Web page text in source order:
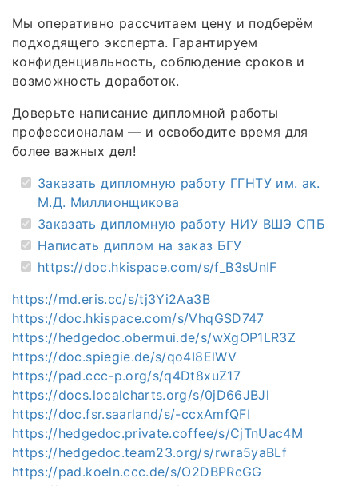
Мы оперативно рассчитаем цену и подберём
подходящего эксперта. Гарантируем
конфиденциальность, соблюдение сроков и
возможность доработок.
Доверьте написание дипломной работы
профессионалам — и освободите время для
более важных дел!
Заказать дипломную работу ГГНТУ им. ак.
М.Д. Миллионщикова
Заказать дипломную работу НИУ ВШЭ СПБ
Написать диплом на заказ БГУ
https://doc.hkispace.com/s/f_B3sUnIF
https://md.eris.cc/s/tj3Yi2Aa3B
https://doc.hkispace.com/s/VhqGSD747
https://hedgedoc.obermui.de/s/wXgOP1LR3Z
https://doc.spiegie.de/s/qo4I8ElWV
https://pad.ccc-p.org/s/q4Dt8xuZ17
https://docs.localcharts.org/s/0jD66JBJl
https://doc.fsr.saarland/s/-ccxAmfQFI
https://hedgedoc.private.coffee/s/CjTnUac4M
https://hedgedoc.team23.org/s/rwra5yaBLf
https://pad.koeln.ccc.de/s/O2DBPRcGG